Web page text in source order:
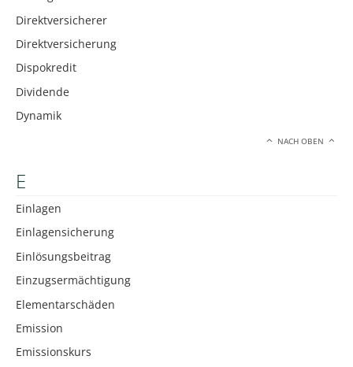
Direktversicherer
Direktversicherung
Dispokredit
Dividende
Dynamik
NACH OBEN
E
Einlagen
Einlagensicherung
Einlösungsbeitrag
Einzugsermächtigung
Elementarschäden
Emission
Emissionskurs